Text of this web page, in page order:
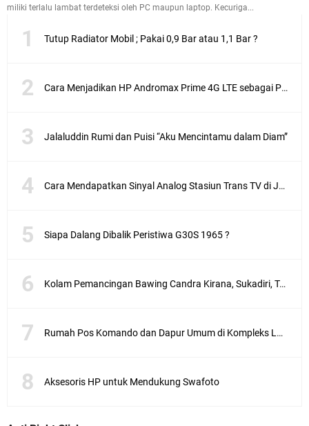
miliki terlalu lambat terdeteksi oleh PC maupun laptop. Kecuriga...
Tutup Radiator Mobil ; Pakai 0,9 Bar atau 1,1 Bar ?
Cara Menjadikan HP Andromax Prime 4G LTE sebagai Perangkat Wifi Hotspot
Jalaluddin Rumi dan Puisi “Aku Mencintamu dalam Diam”
Cara Mendapatkan Sinyal Analog Stasiun Trans TV di Jakarta
Siapa Dalang Dibalik Peristiwa G30S 1965 ?
Kolam Pemancingan Bawing Candra Kirana, Sukadiri, Tangerang
Rumah Pos Komando dan Dapur Umum di Kompleks Lubang Buaya Jakarta
Aksesoris HP untuk Mendukung Swafoto